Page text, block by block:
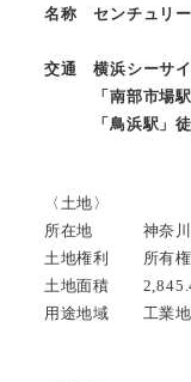
名称 センチュリ
交通 横浜シーサ
「南部市場駅
「鳥浜駅」徒
〈土地〉
所在地 神奈川県
土地権利 所有権
土地面積
用途地域 工業地